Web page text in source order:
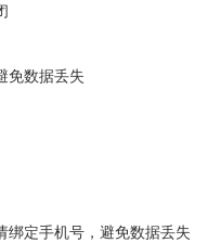
免数据丢失
绑定手机号，避免数据丢失